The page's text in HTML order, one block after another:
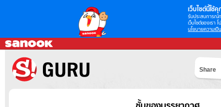
เว็บไซต์นี้ใช้คุ
รับประสบการณ์
เว็บไซต์ของเรา
นโยบายความเป็
Share